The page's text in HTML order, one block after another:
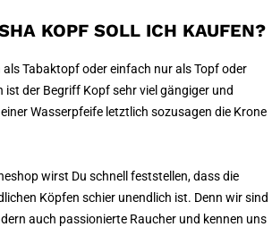
KOPF SOLL ICH KAUFEN?
Tabaktopf oder einfach nur als Topf oder
ist der Begriff Kopf sehr viel gängiger und
Wasserpfeife letztlich sozusagen die Krone
wirst Du schnell feststellen, dass die
Köpfen schier unendlich ist. Denn wir sind
auch passionierte Raucher und kennen uns